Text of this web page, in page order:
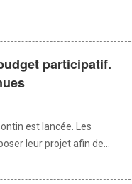
participatif.
est lancée. Les
leur projet afin de...